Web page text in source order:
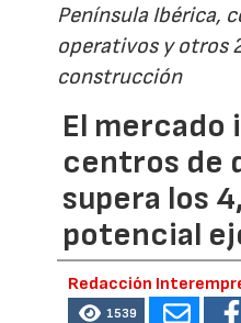
Península Ibérica,
operativos y otros
construcción
El mercado
centros de
supera los
potencial
Redacción
1539